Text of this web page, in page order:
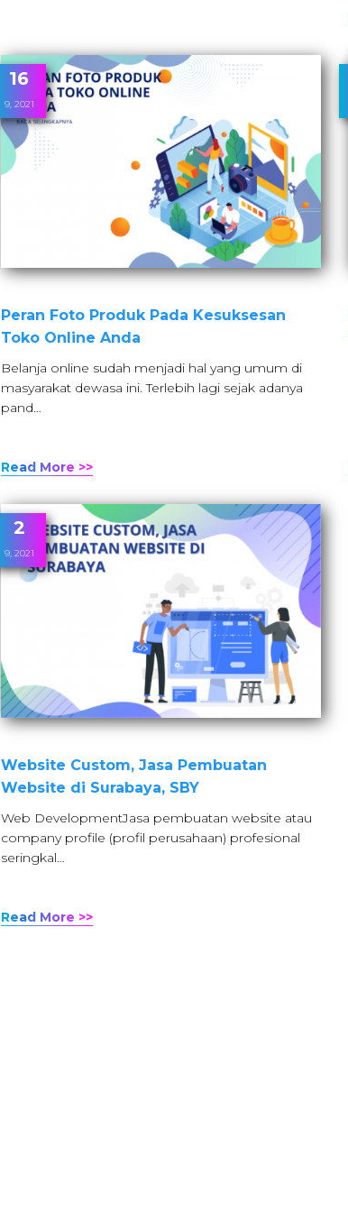
16
9, 2021
Peran Foto Produk Pada Kesuksesan
Toko Online Anda
Belanja online sudah menjadi hal yang umum di
masyarakat dewasa ini. Terlebih lagi sejak adanya
pand…
Read More >>
2
9, 2021
Website Custom, Jasa Pembuatan
Website di Surabaya, SBY
Web DevelopmentJasa pembuatan website atau
company profile (profil perusahaan) profesional
seringkal…
Read More >>